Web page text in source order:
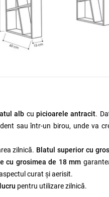
alb cu picioarele antracit.
sau într-un birou, unde va
zilnică. Blatul superior cu
cu grosimea de 18 mm
curat și aerisit.
pentru utilizare zilnică.